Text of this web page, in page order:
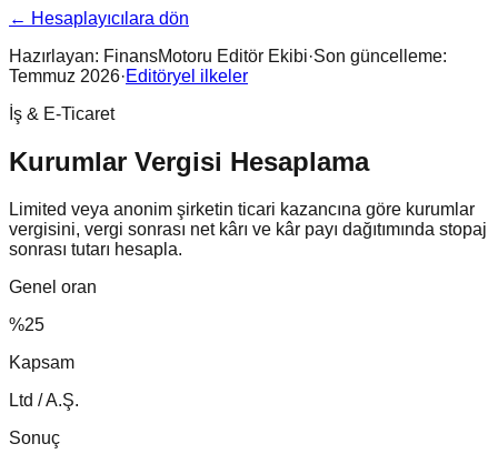
← Hesaplayıcılara dön
Hazırlayan: FinansMotoru Editör Ekibi·Son güncelleme:
Temmuz 2026·Editöryel ilkeler
İş & E-Ticaret
Kurumlar Vergisi Hesaplama
Limited veya anonim şirketin ticari kazancına göre kurumlar
vergisini, vergi sonrası net kârı ve kâr payı dağıtımında stopaj
sonrası tutarı hesapla.
Genel oran
%25
Kapsam
Ltd / A.Ş.
Sonuç